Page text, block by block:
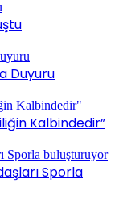
Duyuru
Kalbindedir”
Sporla